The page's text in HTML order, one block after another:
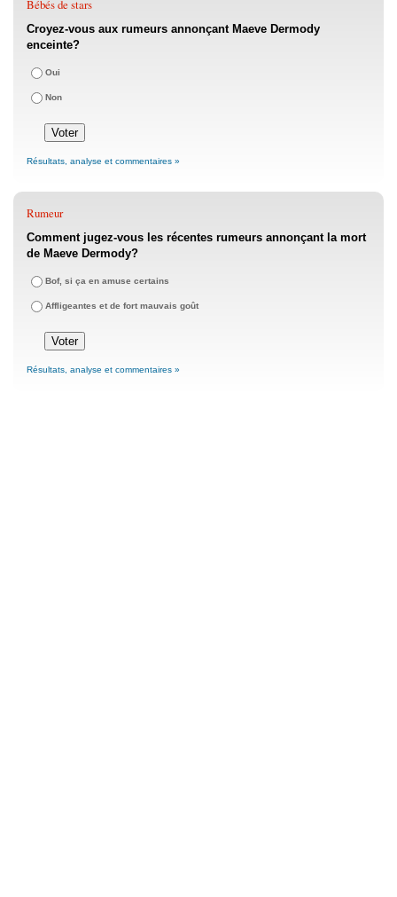
Bébés de stars
Croyez-vous aux rumeurs annonçant Maeve Dermody
enceinte?
Oui
Non
Résultats, analyse et commentaires »
Rumeur
Comment jugez-vous les récentes rumeurs annonçant la mort
de Maeve Dermody?
Bof, si ça en amuse certains
Affligeantes et de fort mauvais goût
Résultats, analyse et commentaires »